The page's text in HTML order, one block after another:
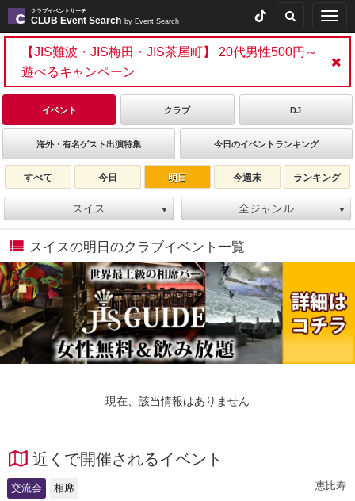
クラブイベントサーチ
CLUB Event Search by Event Search
【JIS難波・JIS梅田・JIS茶屋町】 20代男性500円～
遊べるキャンペーン
イベント クラブ DJ
海外・有名ゲスト出演特集 今日のイベントランキング
すべて 今日 明日 今週末 ランキング
スイス ▼ 全ジャンル ▼
スイスの明日のクラブイベント一覧
現在、該当情報はありません
近くで開催されるイベント
交流会 相席 恵比寿